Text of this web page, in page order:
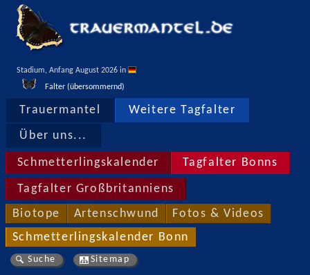
Stadium, Anfang August 2026 in
Falter (übersommernd)
Trauermantel Weitere Tagfalter
Über uns...
Schmetterlingskalender Tagfalter Bonns
Tagfalter Großbritanniens
Biotope Artenschwund Fotos & Videos
Schmetterlingskalender Bonn
Suche Sitemap